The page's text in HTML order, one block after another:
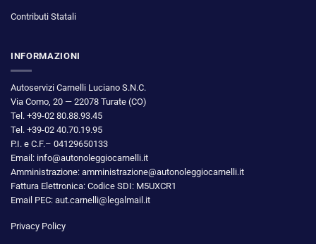
Contributi Statali
INFORMAZIONI
Autoservizi Carnelli Luciano S.N.C.
Via Como, 20 — 22078 Turate (CO)
Tel. +39-02 80.88.93.45
Tel. +39-02 40.70.19.95
P.I. e C.F.– 04129650133
Email: info@autonoleggiocarnelli.it
Amministrazione: amministrazione@autonoleggiocarnelli.it
Fattura Elettronica: Codice SDI: M5UXCR1
Email PEC: aut.carnelli@legalmail.it
Privacy Policy